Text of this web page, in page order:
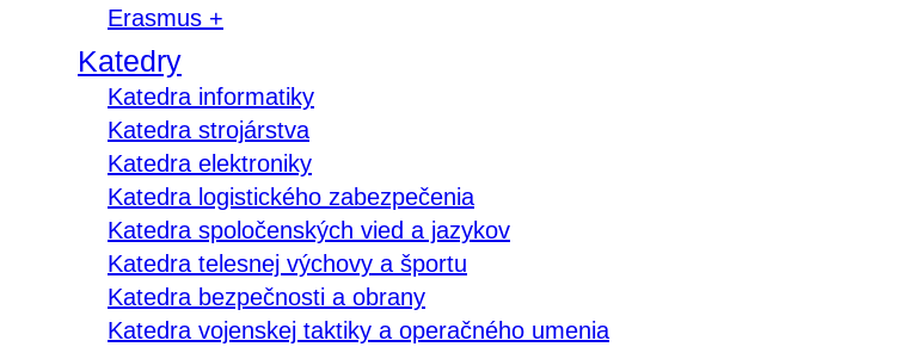
Erasmus +
Katedry
Katedra informatiky
Katedra strojárstva
Katedra elektroniky
Katedra logistického zabezpečenia
Katedra spoločenských vied a jazykov
Katedra telesnej výchovy a športu
Katedra bezpečnosti a obrany
Katedra vojenskej taktiky a operačného umenia